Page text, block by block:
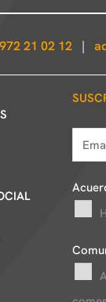
972 21 02 12|
m
a
*